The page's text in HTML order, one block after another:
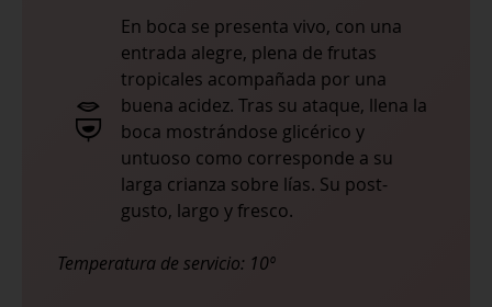
En boca se presenta vivo, con una
entrada alegre, plena de frutas
tropicales acompañada por una
buena acidez. Tras su ataque, llena la
boca mostrándose glicérico y
untuoso como corresponde a su
larga crianza sobre lías. Su post-
gusto, largo y fresco.
Temperatura de servicio: 10º